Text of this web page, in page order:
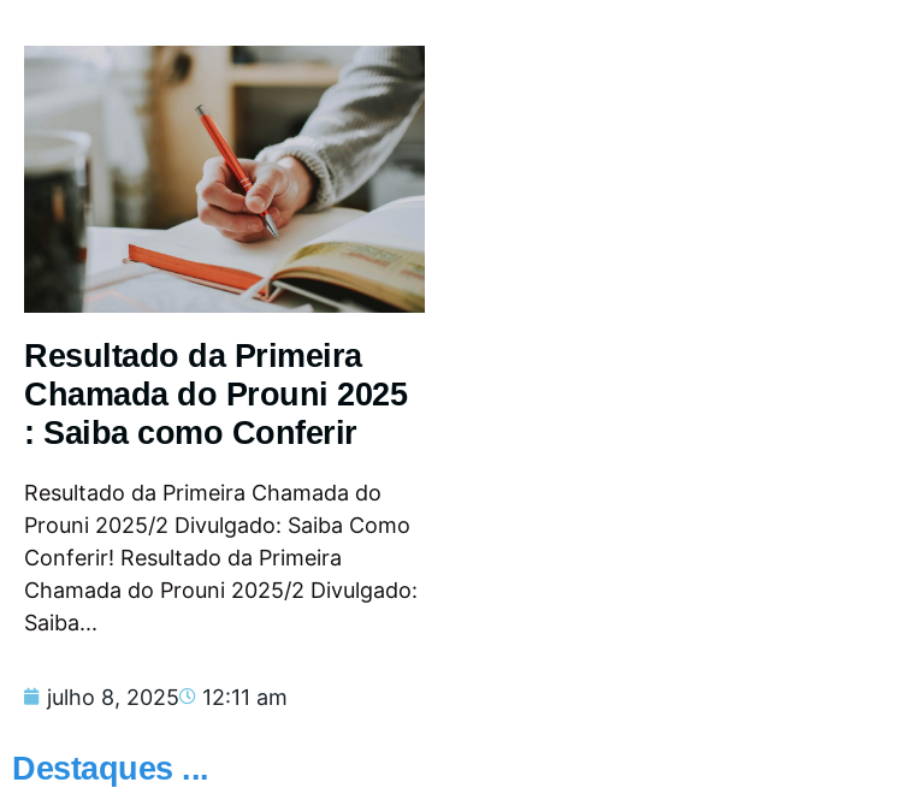
Resultado da Primeira
Chamada do Prouni 2025
: Saiba como Conferir
Resultado da Primeira Chamada do
Prouni 2025/2 Divulgado: Saiba Como
Conferir! Resultado da Primeira
Chamada do Prouni 2025/2 Divulgado:
Saiba...
julho 8, 2025 12:11 am
Destaques ...